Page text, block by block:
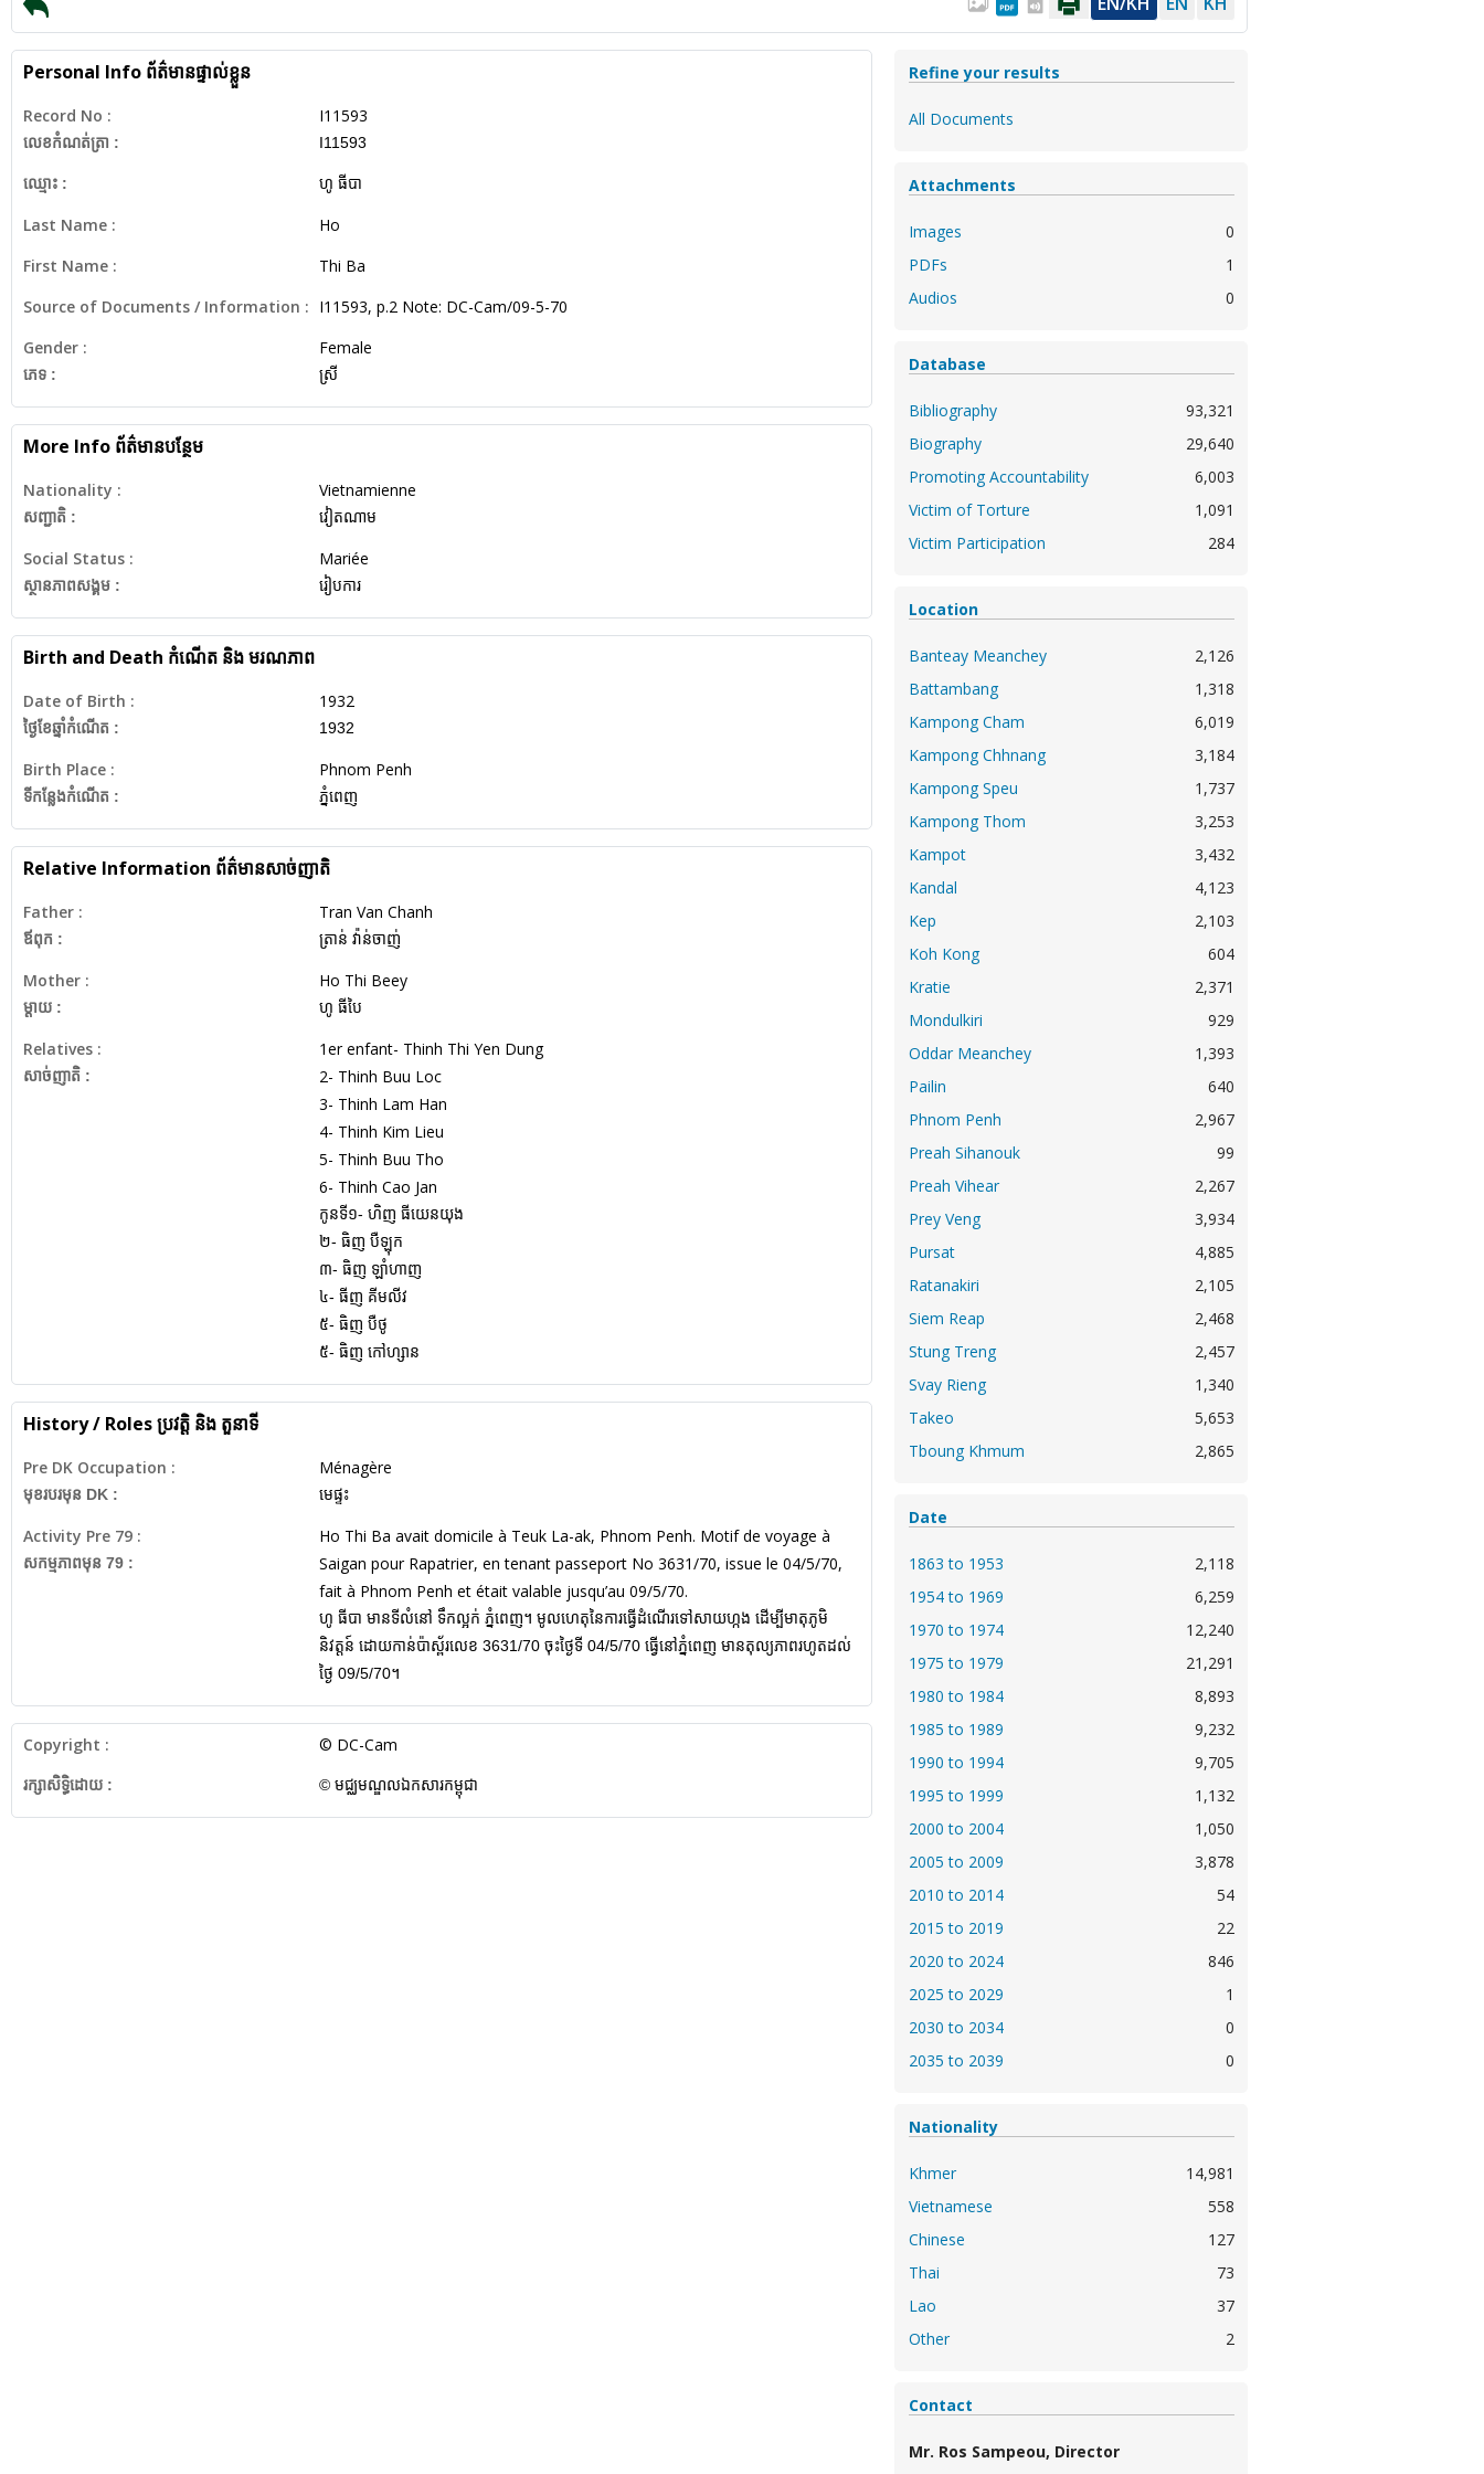
Personal Info ព័ត៌មានផ្ទាល់ខ្លួន
Record No :
លេខកំណត់ត្រា :
I11593
I11593
ឈ្មោះ : ហូ ធីបា
Last Name :
Ho
First Name :
Thi Ba
Source of Documents / Information : I11593, p.2 Note: DC-Cam/09-5-70
Gender :
ភេទ :
Female
ស្រី
More Info ព័ត៌មានបន្ថែម
Nationality :
សញ្ជាតិ :
Vietnamienne
វៀតណាម
Social Status :
ស្ថានភាពសង្គម :
Mariée
រៀបការ
Birth and Death កំណើត និង មរណភាព
Date of Birth :
ថ្ងៃខែឆ្នាំកំណើត :
1932
1932
Birth Place :
ទីកន្លែងកំណើត :
Phnom Penh
ភ្នំពេញ
Relative Information ព័ត៌មានសាច់ញាតិ
Father :
ឪពុក :
Tran Van Chanh
ត្រាន់ វ៉ាន់ចាញ់
Mother :
ម្តាយ :
Ho Thi Beey
ហូ ធីបៃ
Relatives :
សាច់ញាតិ :
1er enfant- Thinh Thi Yen Dung
2- Thinh Buu Loc
3- Thinh Lam Han
4- Thinh Kim Lieu
5- Thinh Buu Tho
6- Thinh Cao Jan
កូនទី១- ហិញ ធីយេនយុង
២- ធិញ បឺឡុក
៣- ធិញ ឡាំហាញ
៤- ធីញ គីមលីវ
៥- ធិញ បឺថូ
៥- ធិញ កៅហ្សាន
History / Roles ប្រវត្តិ និង តួនាទី
Pre DK Occupation :
មុខរបរមុន DK :
Ménagère
មេផ្ទះ
Activity Pre 79 :
សកម្មភាពមុន 79 :
Ho Thi Ba avait domicile à Teuk La-ak, Phnom Penh. Motif de voyage à
Saigan pour Rapatrier, en tenant passeport No 3631/70, issue le 04/5/70,
fait à Phnom Penh et était valable jusqu’au 09/5/70.
ហូ ធីបា មានទីលំនៅ ទឹកល្អក់ ភ្នំពេញ។ មូលហេតុនៃការធ្វើដំណើរទៅសាយហ្កង ដើម្បីមាតុភូមិ
និវត្តន៍ ដោយកាន់ប៉ាស្ព័រលេខ 3631/70 ចុះថ្ងៃទី 04/5/70 ធ្វើនៅភ្នំពេញ មានតុល្យភាពរហូតដល់
ថ្ងៃ 09/5/70។
Copyright : © DC-Cam
រក្សាសិទ្ធិដោយ : © មជ្ឈមណ្ឌលឯកសារកម្ពុជា
Refine your results
All Documents
Attachments
Images
0
PDFs
1
Audios
0
Database
Bibliography
93,321
Biography
29,640
Promoting Accountability
6,003
Victim of Torture
1,091
Victim Participation
284
Location
Banteay Meanchey
2,126
Battambang
1,318
Kampong Cham
6,019
Kampong Chhnang
3,184
Kampong Speu
1,737
Kampong Thom
3,253
Kampot
3,432
Kandal
4,123
Kep
2,103
Koh Kong
604
Kratie
2,371
Mondulkiri
929
Oddar Meanchey
1,393
Pailin
640
Phnom Penh
2,967
Preah Sihanouk
99
Preah Vihear
2,267
Prey Veng
3,934
Pursat
4,885
Ratanakiri
2,105
Siem Reap
2,468
Stung Treng
2,457
Svay Rieng
1,340
Takeo
5,653
Tboung Khmum
2,865
Date
1863 to 1953
2,118
1954 to 1969
6,259
1970 to 1974
12,240
1975 to 1979
21,291
1980 to 1984
8,893
1985 to 1989
9,232
1990 to 1994
9,705
1995 to 1999
1,132
2000 to 2004
1,050
2005 to 2009
3,878
2010 to 2014
54
2015 to 2019
22
2020 to 2024
846
2025 to 2029
1
2030 to 2034
0
2035 to 2039
0
Nationality
Khmer
14,981
Vietnamese
558
Chinese
127
Thai
73
Lao
37
Other
2
Contact
Mr. Ros Sampeou, Director